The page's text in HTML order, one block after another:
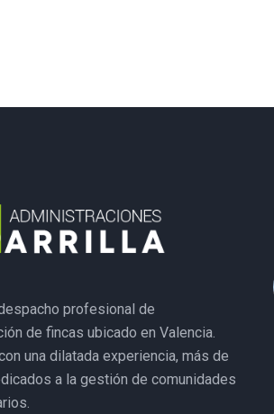
profesional de
de fincas ubicado en Valencia.
una dilatada experiencia, más de
a la gestión de comunidades